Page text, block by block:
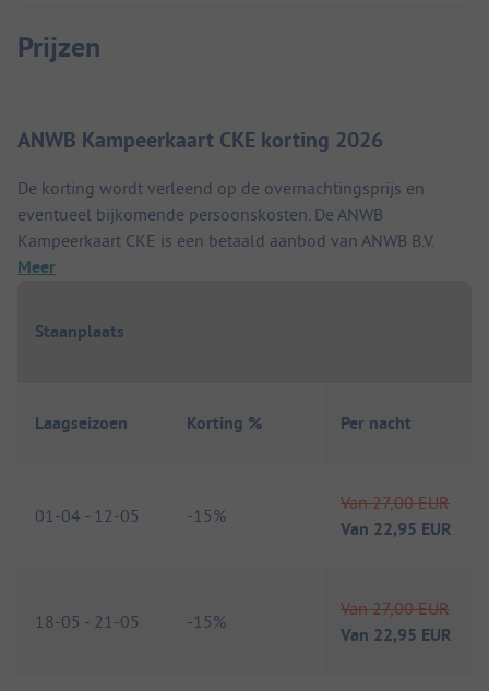
Prijzen
ANWB Kampeerkaart CKE korting 2026
De korting wordt verleend op de overnachtingsprijs en
eventueel bijkomende persoonskosten. De ANWB
Kampeerkaart CKE is een betaald aanbod van ANWB B.V.
Meer
Staanplaats
Laagseizoen Korting % Per nacht
01-04 - 12-05 -15%
Van 27,00 EUR
Van 22,95 EUR
18-05 - 21-05 -15%
Van 27,00 EUR
Van 22,95 EUR